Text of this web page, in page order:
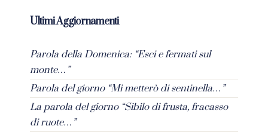
Ultimi Aggiornamenti
Parola della Domenica: “Esci e fermati sul
monte…”
Parola del giorno “Mi metterò di sentinella…”
La parola del giorno “Sibilo di frusta, fracasso
di ruote…”